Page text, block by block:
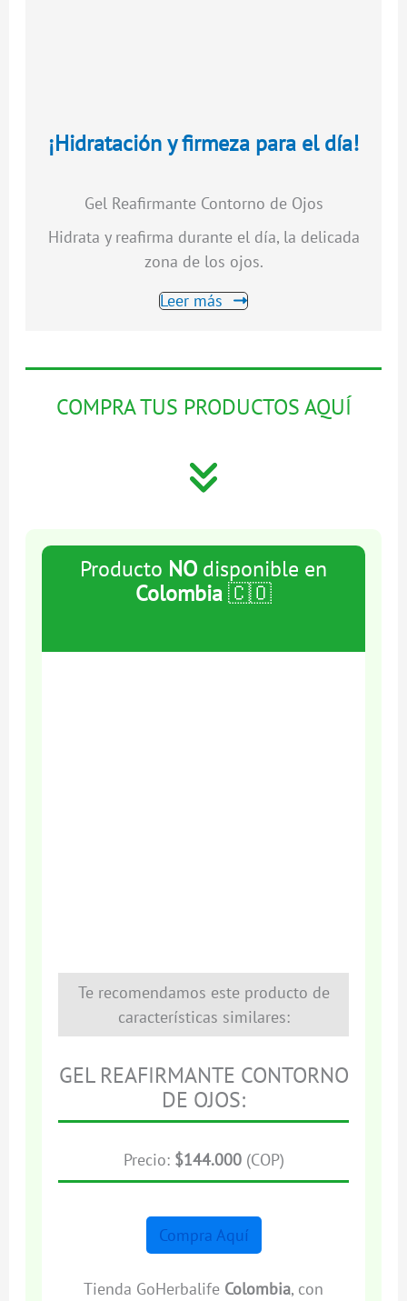
¡Hidratación y firmeza para el día!
Gel Reafirmante Contorno de Ojos
Hidrata y reafirma durante el día, la delicada
zona de los ojos.
Leer más
COMPRA TUS PRODUCTOS AQUÍ
Producto NO disponible en
Colombia🇨🇴
Te recomendamos este producto de
características similares:
GEL REAFIRMANTE CONTORNO
DE OJOS:
Precio: $144.000(COP)
Compra Aquí
Tienda GoHerbalife Colombia, con